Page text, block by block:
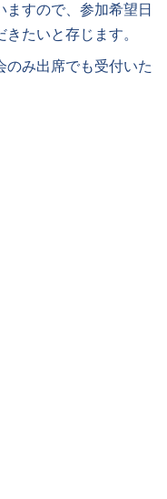
すので、参加希望日
たいと存じます。
のみ出席でも受付いた